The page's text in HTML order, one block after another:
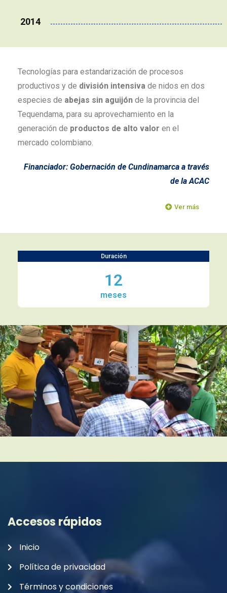
2014
Tecnologías para estandarización de procesos
productivos y de división intensiva de nidos en dos
especies de abejas sin aguijón de la provincia del
Tequendama, para su aprovechamiento en la
generación de productos de alto valor en el
mercado colombiano.
Financiador: Gobernación de Cundinamarca a través
de la ACAC
Ver más
Duración
12
meses
Accesos rápidos
Inicio
Política de privacidad
Términos y condiciones